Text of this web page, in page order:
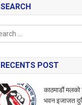
SEARCH
RECENTS POST
काठमाडौं मलको
भवन इजाजत